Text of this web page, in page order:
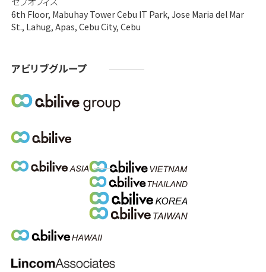
6th Floor, Mabuhay Tower Cebu IT Park, Jose Maria del Mar
St., Lahug, Apas, Cebu City, Cebu
アビリブグループ